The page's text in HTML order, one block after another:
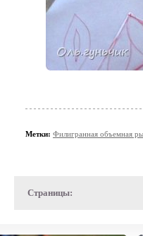
Метки: Филигранная объемная
Страницы: